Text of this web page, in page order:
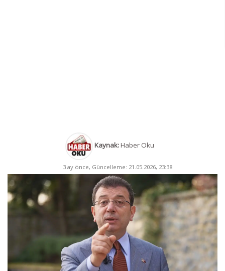
Kaynak:Haber Oku
3 ay önce, Güncelleme: 21.05.2026, 23:38